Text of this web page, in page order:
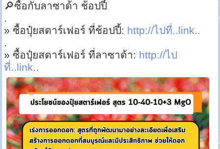
🔎ซื้อกับลาซาด้า ช้อปปี้
.
» ซื้อปุ๋ยสตาร์เฟอร์ ที่ช้อปปี้: http://ไปที่..link..
.
» ซื้อปุ๋ยสตาร์เฟอร์ ที่ลาซาด้า: http://ไป
ที่..link..